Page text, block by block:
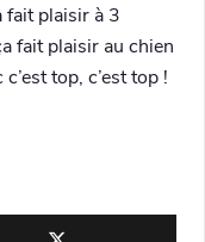
fait plaisir à 3
fait plaisir au chien
top, c’est top !